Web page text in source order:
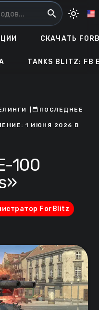
search light_mode
СКАЧАТЬ
TANKS BLITZ: FB
ㅤПОСЛЕДНЕЕ
1 ИЮНЯ 2026 В
100
ForBlitz